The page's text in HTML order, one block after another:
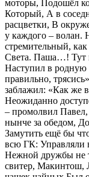
моторы, Подошёл
Который, А в
расцветки, В
у каждого – волан.
стремительный,
Света. Паша…! Тут
Наступил в родную
правильно,
заблажил: «Как же
Неожиданно
– промолвил
нынче за обедом,
Замутить ещё бы
всю ГК: Управляли
Нежной дружбы не
свитер, Макинтош,